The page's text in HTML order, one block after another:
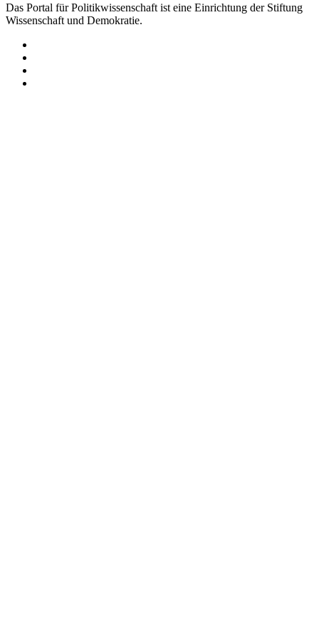
Das Portal für Politikwissenschaft ist eine Einrichtung der Stiftung
Wissenschaft und Demokratie.